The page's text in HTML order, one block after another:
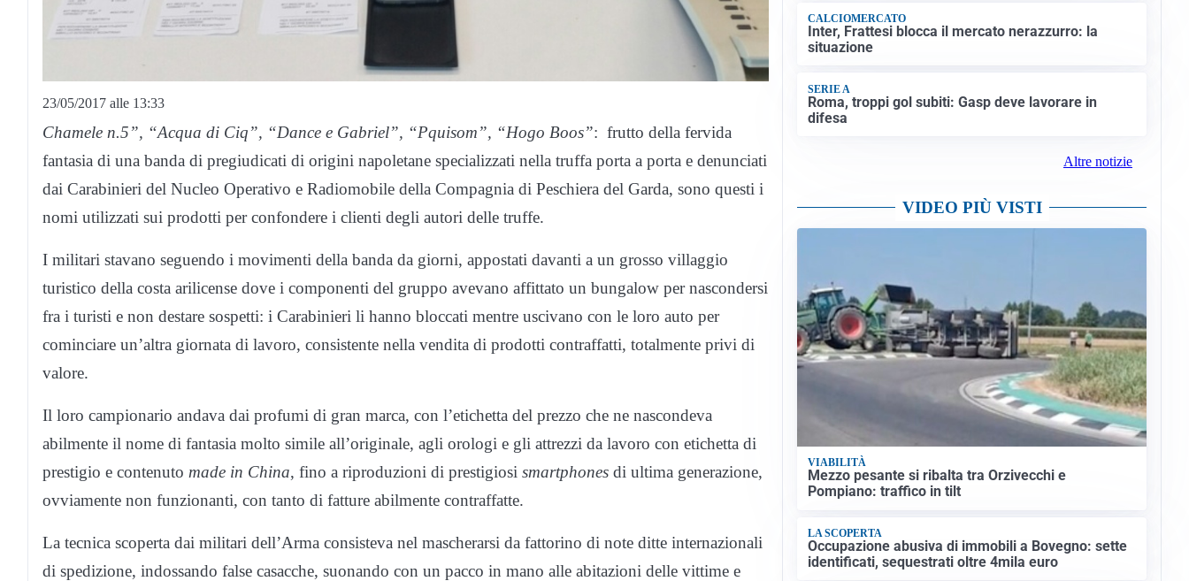
23/05/2017 alle 13:33
Chamele n.5”, “Acqua di Ciq”, “Dance e Gabriel”, “Pquisom”, “Hogo Boos”: frutto della fervida
fantasia di una banda di pregiudicati di origini napoletane specializzati nella truffa porta a porta e denunciati
dai Carabinieri del Nucleo Operativo e Radiomobile della Compagnia di Peschiera del Garda, sono questi i
nomi utilizzati sui prodotti per confondere i clienti degli autori delle truffe.
I militari stavano seguendo i movimenti della banda da giorni, appostati davanti a un grosso villaggio
turistico della costa arilicense dove i componenti del gruppo avevano affittato un bungalow per nascondersi
fra i turisti e non destare sospetti: i Carabinieri li hanno bloccati mentre uscivano con le loro auto per
cominciare un’altra giornata di lavoro, consistente nella vendita di prodotti contraffatti, totalmente privi di
valore.
Il loro campionario andava dai profumi di gran marca, con l’etichetta del prezzo che ne nascondeva
abilmente il nome di fantasia molto simile all’originale, agli orologi e gli attrezzi da lavoro con etichetta di
prestigio e contenuto made in China, fino a riproduzioni di prestigiosi smartphones di ultima generazione,
ovviamente non funzionanti, con tanto di fatture abilmente contraffatte.
La tecnica scoperta dai militari dell’Arma consisteva nel mascherarsi da fattorino di note ditte internazionali
di spedizione, indossando false casacche, suonando con un pacco in mano alle abitazioni delle vittime e
CALCIOMERCATO
Inter, Frattesi blocca il mercato nerazzurro: la
situazione
SERIE A
Roma, troppi gol subiti: Gasp deve lavorare in
difesa
Altre notizie
VIDEO PIÙ VISTI
VIABILITÀ
Mezzo pesante si ribalta tra Orzivecchi e
Pompiano: traffico in tilt
LA SCOPERTA
Occupazione abusiva di immobili a Bovegno: sette
identificati, sequestrati oltre 4mila euro